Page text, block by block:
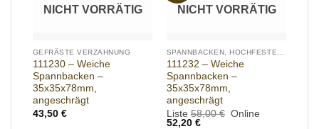
NICHT VORRÄTIG
GEFRÄSTE VERZAHNUNG
111230 – Weiche
Spannbacken –
35x35x78mm,
angeschrägt
43,50 €
NICHT VORRÄTIG
111232 – Weiche
Spannbacken –
35x35x78mm,
angeschrägt
Liste 58,00€ Ursprünglicher
Online
52,20 €Aktueller